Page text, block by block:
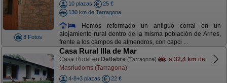
8 Fotos
10 plazas
25 €
130 km de Tarragona
Hemos reformado un antiguo corral en un
alojamiento rural dentro de la misma población de Arnes,
frente a los campos de almendros, con capci ...
Casa Rural Illa de Mar
Casa Rural en Deltebre (Tarragona) a 32,4 km de
Masriudoms (Tarragona)
4-8+3 plazas
22 €